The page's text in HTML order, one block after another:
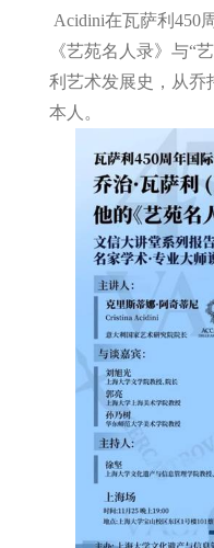
Acidini在瓦萨利 450
《艺苑名人录》与“
利艺术发展史，从乔
本人。